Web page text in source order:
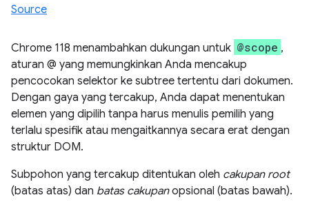
Source
Chrome 118 menambahkan dukungan untuk @scope ,
aturan @ yang memungkinkan Anda mencakup
pencocokan selektor ke subtree tertentu dari dokumen.
Dengan gaya yang tercakup, Anda dapat menentukan
elemen yang dipilih tanpa harus menulis pemilih yang
terlalu spesifik atau mengaitkannya secara erat dengan
struktur DOM.
Subpohon yang tercakup ditentukan oleh cakupan root
(batas atas) dan batas cakupanopsional (batas bawah).